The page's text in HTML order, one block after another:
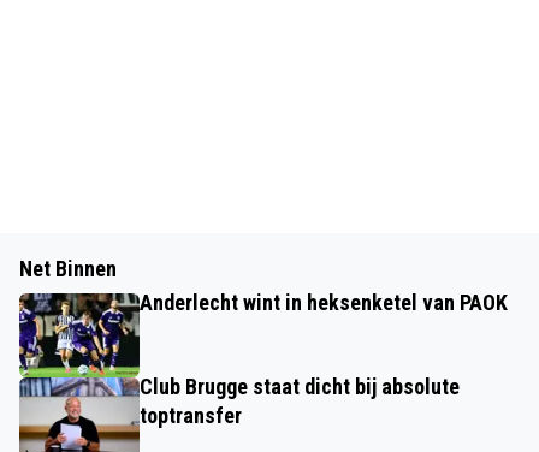
Net Binnen
Anderlecht wint in heksenketel van PAOK
Club Brugge staat dicht bij absolute
toptransfer